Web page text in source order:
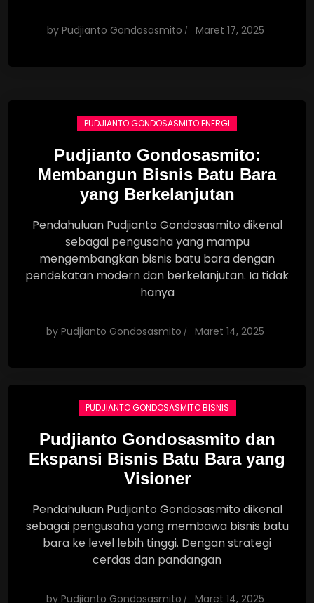
by Pudjianto Gondosasmito Maret 17, 2025
PUDJIANTO GONDOSASMITO ENERGI
Pudjianto Gondosasmito:
Membangun Bisnis Batu Bara
yang Berkelanjutan
Pendahuluan Pudjianto Gondosasmito dikenal
sebagai pengusaha yang mampu
mengembangkan bisnis batu bara dengan
pendekatan modern dan berkelanjutan. Ia tidak
hanya
by Pudjianto Gondosasmito Maret 14, 2025
PUDJIANTO GONDOSASMITO BISNIS
Pudjianto Gondosasmito dan
Ekspansi Bisnis Batu Bara yang
Visioner
Pendahuluan Pudjianto Gondosasmito dikenal
sebagai pengusaha yang membawa bisnis batu
bara ke level lebih tinggi. Dengan strategi
cerdas dan pandangan
by Pudjianto Gondosasmito Maret 14, 2025